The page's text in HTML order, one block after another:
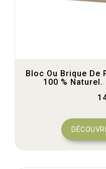
Bloc Ou Brique De
100 % Naturel.